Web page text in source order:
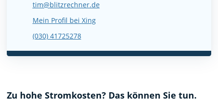
tim@blitzrechner.de
Mein Profil bei Xing
(030) 41725278
Zu hohe Stromkosten? Das können Sie tun.